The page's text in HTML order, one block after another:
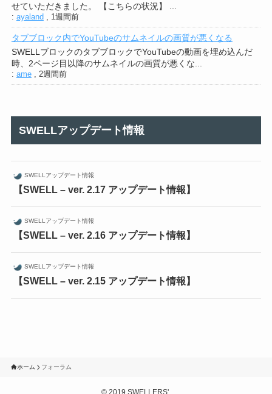
せていただきました。 【こちらの状況】 ...
: ayaland 1週間前
タブブロック内でYouTubeのサムネイルの画質が悪くなる
SWELLブロックのタブブロックでYouTubeの動画を埋め込んだ
時、2ページ目以降のサムネイルの画質が悪くな...
: ame, 2週間前
SWELLアップデート情報
SWELLアップデート情報
【SWELL – ver. 2.17 アップデート情報】
SWELLアップデート情報
【SWELL – ver. 2.16 アップデート情報】
SWELLアップデート情報
【SWELL – ver. 2.15 アップデート情報】
ホーム フォーラム